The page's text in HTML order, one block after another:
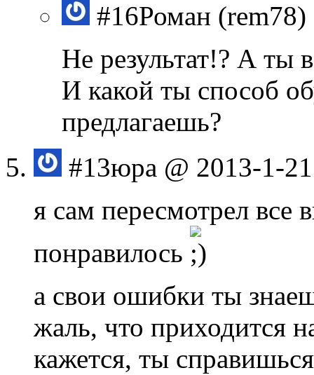
#16Роман (rem78)
Не результат!? А ты
И какой ты способ
предлагаешь?
#13юра @ 2013-1-
я сам пересмотрел все
понравилось
а свои ошибки ты
жаль, что приходится
кажется, ты